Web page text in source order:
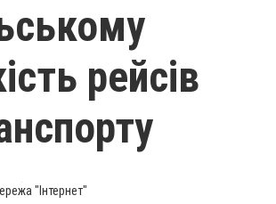
рейсів
"Інтернет"